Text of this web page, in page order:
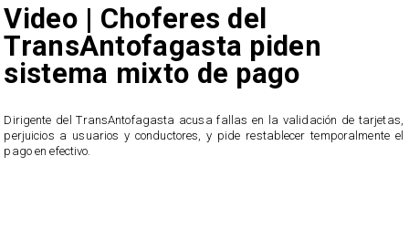
Video | Choferes del
TransAntofagasta piden
sistema mixto de pago
​Dirigente del TransAntofagasta acusa fallas en la validación de tarjetas,
perjuicios a usuarios y conductores, y pide restablecer temporalmente el
pago en efectivo.